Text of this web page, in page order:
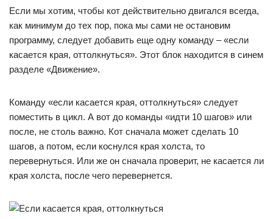
Если мы хотим, чтобы кот действительно двигался всегда,
как минимум до тех пор, пока мы сами не остановим
программу, следует добавить еще одну команду – «если
касается края, оттолкнуться». Этот блок находится в синем
разделе «Движение».
Команду «если касается края, оттолкнуться» следует
поместить в цикл. А вот до команды «идти 10 шагов» или
после, не столь важно. Кот сначала может сделать 10
шагов, а потом, если коснулся края холста, то
перевернуться. Или же он сначала проверит, не касается ли
края холста, после чего перевернется.